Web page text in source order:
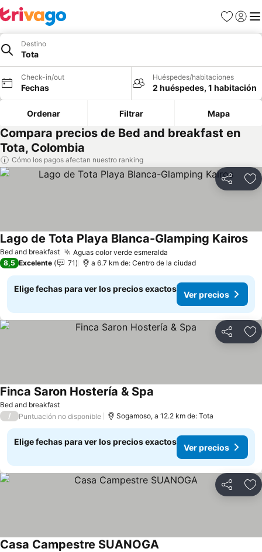
Favoritos
Iniciar
Destino
Tota
Check-in/out
Fechas
Huéspedes/habitaciones
2 huéspedes, 1 habitación
Ordenar Filtrar Mapa
Compara precios de Bed and breakfast en
Tota, Colombia
Cómo los pagos afectan nuestro ranking
Compartir
Bed and breakfast Aguas color verde esmeralda
Lago de Tota Playa Blanca-Glamping Kairos
8,5 Excelente 71 a 6.7 km de: Centro de la ciudad
Elige fechas para ver los precios exactos
Ver precios
Compartir
Bed and breakfast
Finca Saron Hostería & Spa
/ Puntuación no disponible Sogamoso, a 12.2 km de: Tota
Elige fechas para ver los precios exactos
Ver precios
Compartir
Casa Campestre SUANOGA